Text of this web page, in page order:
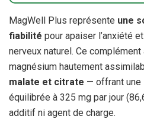
MagWell Plus représente une
fiabilité pour apaiser l’anxiété
nerveux naturel. Ce
magnésium hautement
malate et citrate — offrant une
équilibrée à 325 mg par jour
additif ni agent de charge.